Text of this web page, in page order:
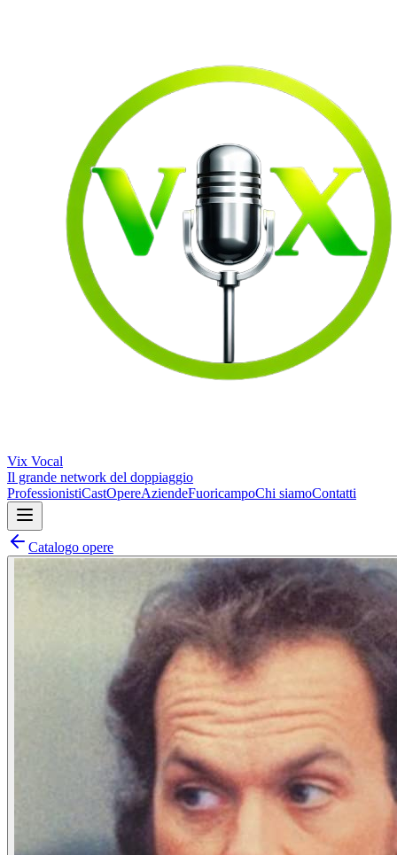
Vix Vocal
Il grande network del doppiaggio
ProfessionistiCastOpereAziendeFuoricampoChi siamoContatti
Catalogo opere